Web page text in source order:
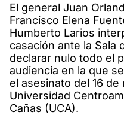
El general Juan
Francisco Elena
Humberto Larios
casación ante la Sala
declarar nulo todo el
audiencia en la que
el asesinato del 16
Universidad
Cañas (UCA).